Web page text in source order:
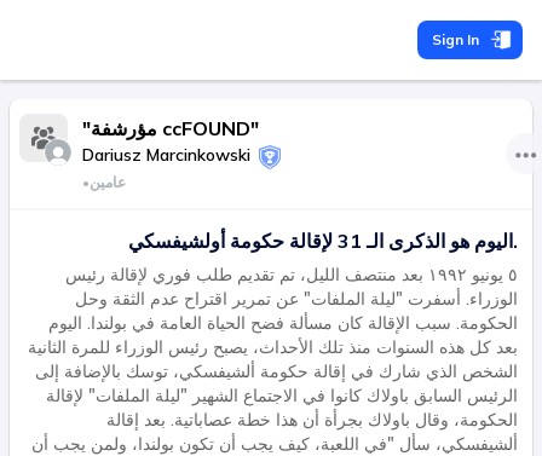
Sign In
"مؤرشفة ccFOUND"
Dariusz Marcinkowski
•عامين
اليوم هو الذكرى الـ 31 لإقالة حكومة أولشيفسكي.
٥ يونيو ١٩٩٢ بعد منتصف الليل، تم تقديم طلب فوري لإقالة رئيس
الوزراء. أسفرت "ليلة الملفات" عن تمرير اقتراح عدم الثقة وحل
الحكومة. سبب الإقالة كان مسألة فضح الحياة العامة في بولندا. اليوم
بعد كل هذه السنوات منذ تلك الأحداث، يصبح رئيس الوزراء للمرة الثانية
الشخص الذي شارك في إقالة حكومة ألشيفسكي، توسك بالإضافة إلى
الرئيس السابق باولاك كانوا في الاجتماع الشهير "ليلة الملفات" لإقالة
الحكومة، وقال باولاك بجرأة أن هذا خطة عصاباتية. بعد إقالة
ألشيفسكي، سأل "في اللعبة، كيف يجب أن تكون بولندا، ولمن يجب أن